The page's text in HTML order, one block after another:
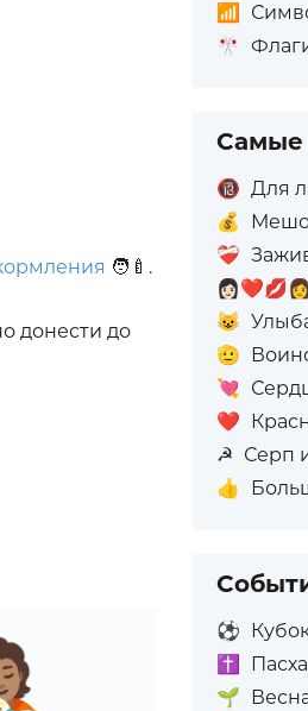
🧑‍🍼.
донести до
📶
🎌
Самые
🔞 Для
💰
❤️‍🩹
👩🏻‍❤️‍💋‍👩
😺
🫡
💘
❤️
☭ Серп
👍
⚽
✝️
Пасха
🌱